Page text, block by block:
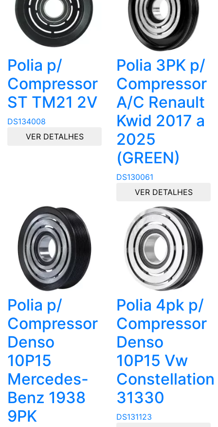
Polia p/
Compressor
ST TM21 2V
DS134008
VER DETALHES
Polia 3PK p/
Compressor
A/C Renault
Kwid 2017 a
2025
(GREEN)
DS130061
VER DETALHES
Polia p/
Compressor
Denso
10P15
Mercedes-
Benz 1938
9PK
Polia 4pk p/
Compressor
Denso
10P15 Vw
Constellation
31330
DS131123